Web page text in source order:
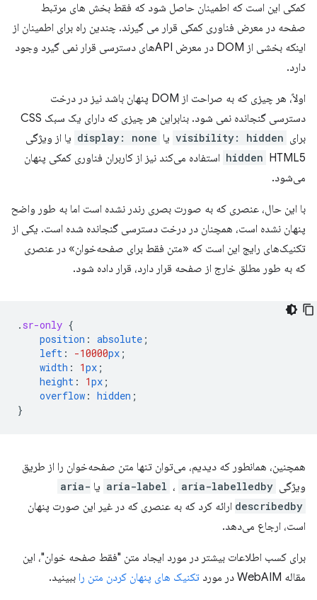
کمکی این است که اطمینان حاصل شود که فقط بخش های مرتبط
صفحه در معرض فناوری کمکی قرار می گیرند. چندین راه برای اطمینان از
اینکه بخشی از DOM در معرض APIهای دسترسی قرار نمی گیرد وجود
دارد.
اولاً، هر چیزی که به صراحت از DOM پنهان باشد نیز در درخت
دسترسی گنجانده نمی شود. بنابراین هر چیزی که دارای یک سبک CSS
برای visibility: hidden یا display: none یا از ویژگی
hidden HTML5 استفاده می‌کند نیز از کاربران فناوری کمکی پنهان
می‌شود.
با این حال، عنصری که به صورت بصری رندر نشده است اما به طور واضح
پنهان نشده است، همچنان در درخت دسترسی گنجانده شده است. یکی از
تکنیک‌های رایج این است که «متن فقط برای صفحه‌خوان» در عنصری
که به طور مطلق خارج از صفحه قرار دارد، قرار داده شود.
. sr-only {
position : absolute ;
left : -10000px ;
width : 1px ;
height : 1px ;
overflow : hidden ;
}
همچنین، همانطور که دیدیم، می‌توان تنها متن صفحه‌خوان را از طریق
ویژگی
aria-label ، aria-labelledby یا aria-
describedby ارائه کرد که به عنصری که در غیر این صورت پنهان
است، ارجاع می‌دهد.
برای کسب اطلاعات بیشتر در مورد ایجاد متن "فقط صفحه خوان"، این
مقاله WebAIM در مورد
تکنیک های پنهان کردن متن را ببینید.